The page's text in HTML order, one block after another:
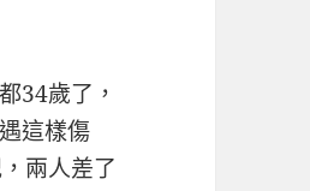
34歲了，
這樣傷
兩人差了